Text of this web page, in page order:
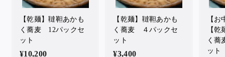
【乾麺】韃靼あかも
く蕎麦 12パックセ
ット
¥10,200
【乾麺】韃靼あかも
く蕎麦 ４パックセ
ット
¥3,400
【
【
く
ット